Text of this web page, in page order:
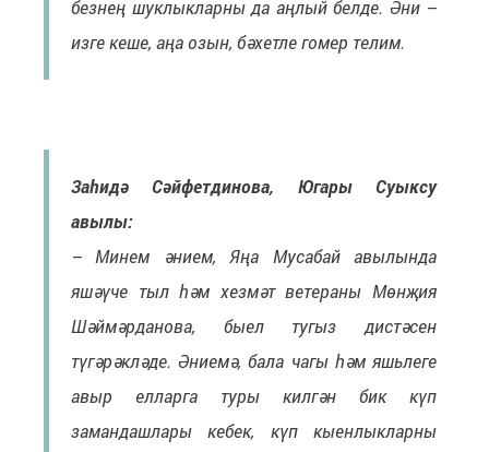
безнең шуклыкларны да аңлый белде. Әни –
изге кеше, аңа озын, бәхетле гомер телим.
Заһидә Сәйфетдинова, Югары Суыксу
авылы:
– Минем әнием, Яңа Мусабай авылында
яшәүче тыл һәм хезмәт ветераны Мөнҗия
Шәймәрданова, быел тугыз дистәсен
түгәрәкләде. Әниемә, бала чагы һәм яшьлеге
авыр елларга туры килгән бик күп
замандашлары кебек, күп кыенлыкларны